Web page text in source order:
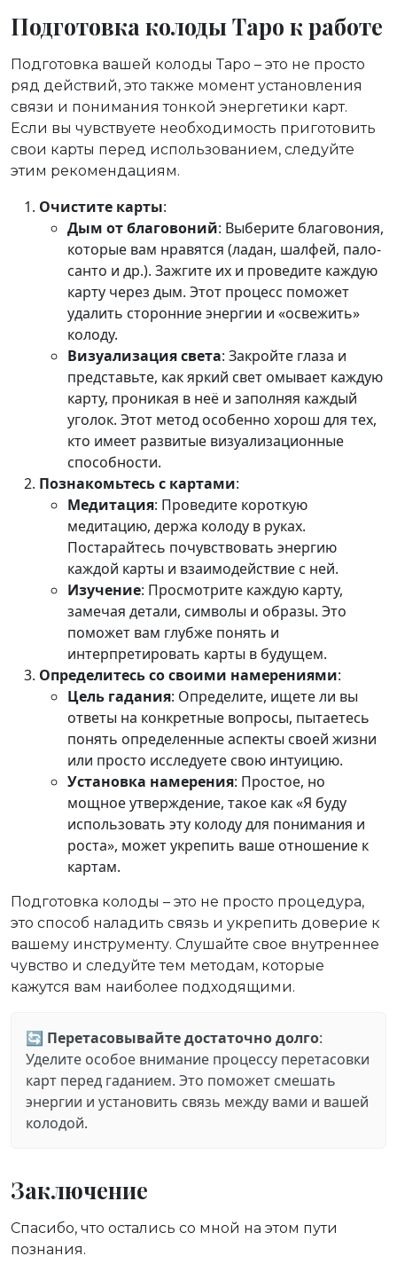
Подготовка колоды Таро к работе
Подготовка вашей колоды Таро – это не просто
ряд действий, это также момент установления
связи и понимания тонкой энергетики карт.
Если вы чувствуете необходимость приготовить
свои карты перед использованием, следуйте
этим рекомендациям.
Очистите карты:
Дым от благовоний: Выберите благовония,
которые вам нравятся (ладан, шалфей, пало-
санто и др.). Зажгите их и проведите каждую
карту через дым. Этот процесс поможет
удалить сторонние энергии и «освежить»
колоду.
Визуализация света: Закройте глаза и
представьте, как яркий свет омывает каждую
карту, проникая в неё и заполняя каждый
уголок. Этот метод особенно хорош для тех,
кто имеет развитые визуализационные
способности.
Познакомьтесь с картами:
Медитация: Проведите короткую
медитацию, держа колоду в руках.
Постарайтесь почувствовать энергию
каждой карты и взаимодействие с ней.
Изучение: Просмотрите каждую карту,
замечая детали, символы и образы. Это
поможет вам глубже понять и
интерпретировать карты в будущем.
Определитесь со своими намерениями:
Цель гадания: Определите, ищете ли вы
ответы на конкретные вопросы, пытаетесь
понять определенные аспекты своей жизни
или просто исследуете свою интуицию.
Установка намерения: Простое, но
мощное утверждение, такое как «Я буду
использовать эту колоду для понимания и
роста», может укрепить ваше отношение к
картам.
Подготовка колоды – это не просто процедура,
это способ наладить связь и укрепить доверие к
вашему инструменту. Слушайте свое внутреннее
чувство и следуйте тем методам, которые
кажутся вам наиболее подходящими.
🔄 Перетасовывайте достаточно долго:
Уделите особое внимание процессу перетасовки
карт перед гаданием. Это поможет смешать
энергии и установить связь между вами и вашей
колодой.
Заключение
Спасибо, что остались со мной на этом пути
познания.